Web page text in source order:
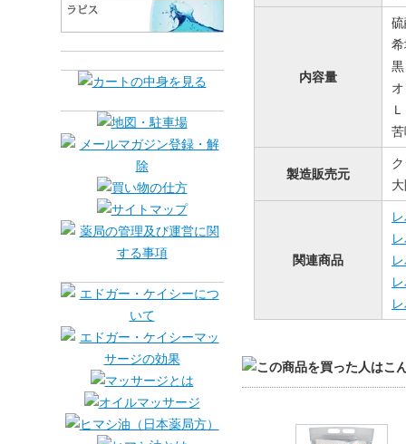
内容量
製造販売元
関連商品